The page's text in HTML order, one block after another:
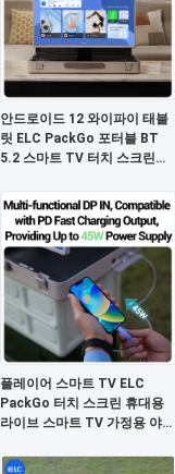
안드로이드 12 와이파이 태블
릿 ELC PackGo 포터블 BT
5.2 스마트 TV 터치 스크린
플레이어 스마트 TV ELC
PackGo 터치 스크린 휴대용
라이브 스마트 TV 가정용 야외